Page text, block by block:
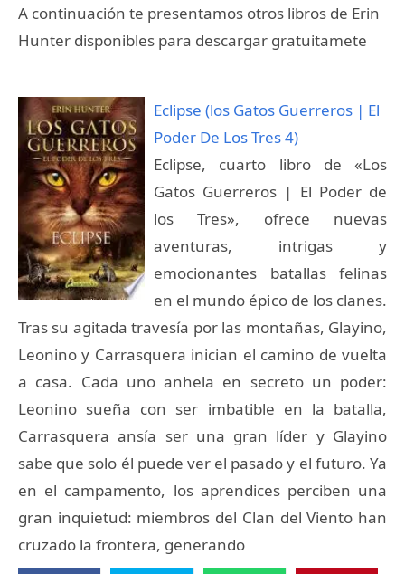
A continuación te presentamos otros libros de Erin
Hunter disponibles para descargar gratuitamete
Eclipse (los Gatos Guerreros | El
Poder De Los Tres 4)
Eclipse, cuarto libro de «Los
Gatos Guerreros | El Poder de
los Tres», ofrece nuevas
aventuras, intrigas y
emocionantes batallas felinas
en el mundo épico de los clanes.
Tras su agitada travesía por las montañas, Glayino,
Leonino y Carrasquera inician el camino de vuelta
a casa. Cada uno anhela en secreto un poder:
Leonino sueña con ser imbatible en la batalla,
Carrasquera ansía ser una gran líder y Glayino
sabe que solo él puede ver el pasado y el futuro. Ya
en el campamento, los aprendices perciben una
gran inquietud: miembros del Clan del Viento han
cruzado la frontera, generando